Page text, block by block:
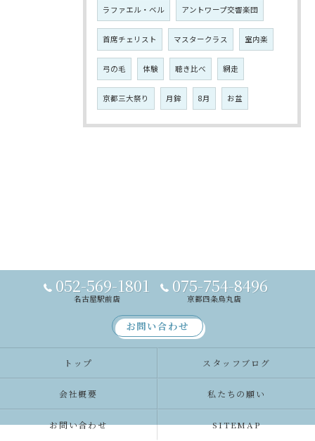
ラファエル・ベル アントワープ交響楽団
首席チェリスト マスタークラス 室内楽
弓の毛 体験 聴き比べ 網走
京都三大祭り 月鉾 8月 お盆
052-569-1801
名古屋駅前店
075-754-8496
京都四条烏丸店
お問い合わせ
トップ スタッフブログ
会社概要 私たちの願い
お問い合わせ SITEMAP